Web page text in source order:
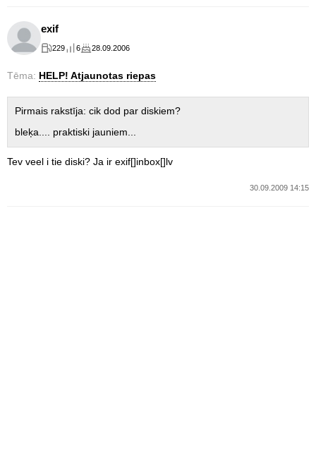
exif
229 6 28.09.2006
Tēma: HELP! Atjaunotas riepas
Pirmais rakstīja: cik dod par diskiem?
bleķa.... praktiski jauniem...
Tev veel i tie diski? Ja ir exif[]inbox[]lv
30.09.2009 14:15